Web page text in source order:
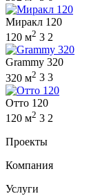
Миракл 120
120 м2 3 2
Grammy 320
320 м2 3 3
Отто 120
120 м2 3 2
Проекты
Компания
Услуги